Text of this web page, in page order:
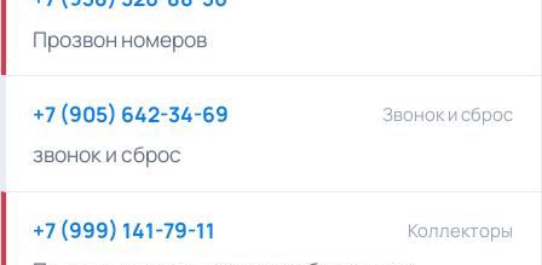
Прозвон номеров
+7 (905) 642-34-69 Звонок и сброс
звонок и сброс
+7 (999) 141-79-11 Коллекторы